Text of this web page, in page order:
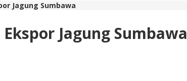
Jagung Sumbawa
Jagung Sumbawa